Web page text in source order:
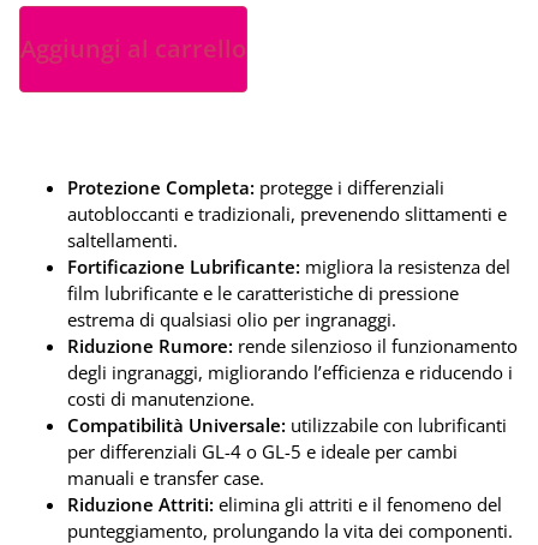
Aggiungi al carrello
Protezione Completa: protegge i differenziali
autobloccanti e tradizionali, prevenendo slittamenti e
saltellamenti.
Fortificazione Lubrificante: migliora la resistenza del
film lubrificante e le caratteristiche di pressione
estrema di qualsiasi olio per ingranaggi.
Riduzione Rumore: rende silenzioso il funzionamento
degli ingranaggi, migliorando l’efficienza e riducendo i
costi di manutenzione.
Compatibilità Universale: utilizzabile con lubrificanti
per differenziali GL-4 o GL-5 e ideale per cambi
manuali e transfer case.
Riduzione Attriti: elimina gli attriti e il fenomeno del
punteggiamento, prolungando la vita dei componenti.